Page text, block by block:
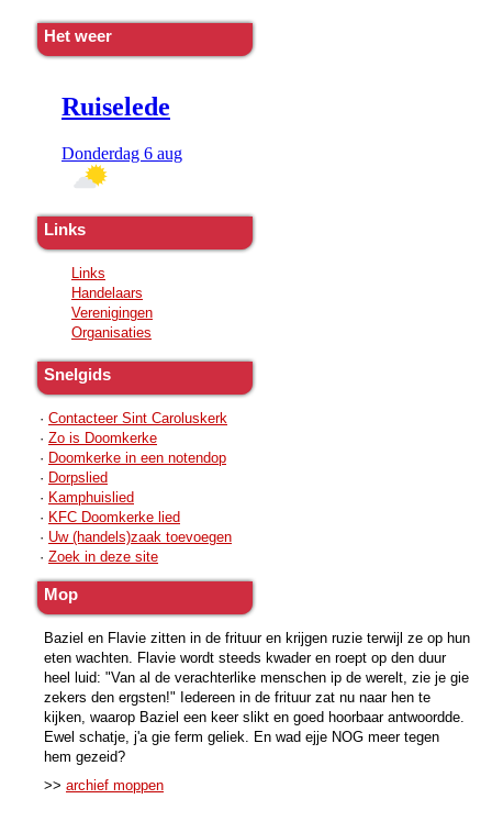
Het weer
Links
Links
Handelaars
Verenigingen
Organisaties
Snelgids
· Contacteer Sint Caroluskerk
· Zo is Doomkerke
· Doomkerke in een notendop
· Dorpslied
· Kamphuislied
· KFC Doomkerke lied
· Uw (handels)zaak toevoegen
· Zoek in deze site
Mop
Baziel en Flavie zitten in de frituur en krijgen ruzie terwijl ze op hun
eten wachten. Flavie wordt steeds kwader en roept op den duur
heel luid: "Van al de verachterlike menschen ip de werelt, zie je gie
zekers den ergsten!" Iedereen in de frituur zat nu naar hen te
kijken, waarop Baziel een keer slikt en goed hoorbaar antwoordde.
Ewel schatje, j'a gie ferm geliek. En wad ejje NOG meer tegen
hem gezeid?
>> archief moppen